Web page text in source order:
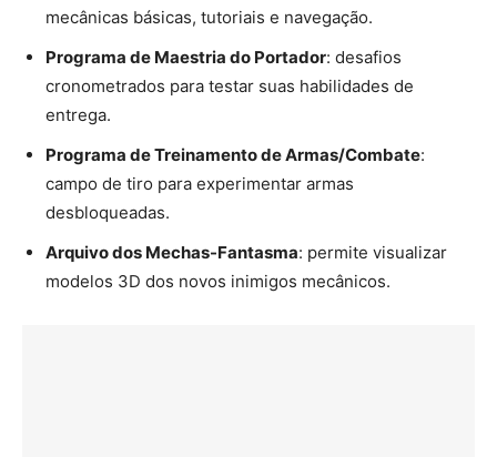
mecânicas básicas, tutoriais e navegação.
Programa de Maestria do Portador: desafios
cronometrados para testar suas habilidades de
entrega.
Programa de Treinamento de Armas/Combate:
campo de tiro para experimentar armas
desbloqueadas.
Arquivo dos Mechas-Fantasma: permite visualizar
modelos 3D dos novos inimigos mecânicos.